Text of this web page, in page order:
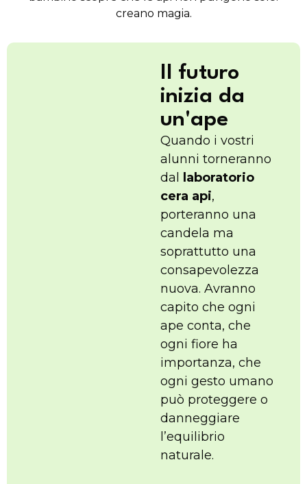
creano magia.
Il futuro
inizia da
un'ape
Quando i vostri
alunni torneranno
dal laboratorio
cera api,
porteranno una
candela ma
soprattutto una
consapevolezza
nuova. Avranno
capito che ogni
ape conta, che
ogni fiore ha
importanza, che
ogni gesto umano
può proteggere o
danneggiare
l’equilibrio
naturale.